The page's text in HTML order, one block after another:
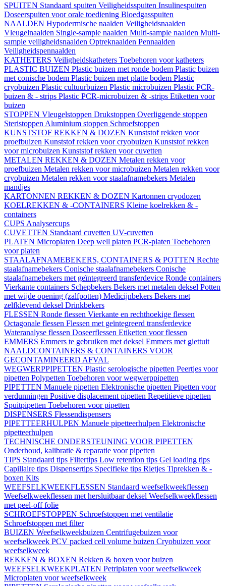
SPUITEN Standaard spuiten Veiligheidsspuiten Insulinespuiten
Doseerspuiten voor orale toediening Bloedgasspuiten
NAALDEN Hypodermische naalden Veiligheidsnaalden
Vleugelnaalden Single-sample naalden Multi-sample naalden Multi-
sample veiligheidsnaalden Optreknaalden Pennaalden
Veiligheidspennaalden
KATHETERS Veiligheidskatheters Toebehoren voor katheters
PLASTIC BUIZEN Plastic buizen met ronde bodem Plastic buizen
met conische bodem Plastic buizen met platte bodem Plastic
cryobuizen Plastic cultuurbuizen Plastic microbuizen Plastic PCR-
buizen & - strips Plastic PCR-microbuizen & -strips Etiketten voor
buizen
STOPPEN Vleugelstoppen Drukstoppen Overliggende stoppen
Steristoppen Aluminium stoppen Schroefstoppen
KUNSTSTOF REKKEN & DOZEN Kunststof rekken voor
proefbuizen Kunststof rekken voor cryobuizen Kunststof rekken
voor microbuizen Kunststof rekken voor cuvetten
METALEN REKKEN & DOZEN Metalen rekken voor
proefbuizen Metalen rekken voor microbuizen Metalen rekken voor
cryobuizen Metalen rekken voor staalafnamebekers Metalen
mandjes
KARTONNEN REKKEN & DOZEN Kartonnen cryodozen
KOELREKKEN & -CONTAINERS Kleine koelrekken & -
containers
CUPS Analysercups
CUVETTEN Standaard cuvetten UV-cuvetten
PLATEN Microplaten Deep well platen PCR-platen Toebehoren
voor platen
STAALAFNAMEBEKERS, CONTAINERS & POTTEN Rechte
staalafnamebekers Conische staalafnamebekers Conische
staalafnamebekers met geïntegreerd transferdevice Ronde containers
Vierkante containers Schepbekers Bekers met metalen deksel Potten
met wijde opening (zalfpotten) Medicijnbekers Bekers met
zelfklevend deksel Drinkbekers
FLESSEN Ronde flessen Vierkante en rechthoekige flessen
Octagonale flessen Flessen met geïntegreerd transferdevice
Wateranalyse flessen Doseerflessen Etiketten voor flessen
EMMERS Emmers te gebruiken met deksel Emmers met giettuit
NAALDCONTAINERS & CONTAINERS VOOR
GECONTAMINEERD AFVAL
WEGWERPPIPETTEN Plastic serologische pipetten Peertjes voor
pipetten Polypetten Toebehoren voor wegwerppipetten
PIPETTEN Manuele pipetten Elektronische pipetten Pipetten voor
verdunningen Positive displacement pipetten Repetitieve pipetten
Spuitpipetten Toebehoren voor pipetten
DISPENSERS Flessendispensers
PIPETTEERHULPEN Manuele pipetteerhulpen Elektronische
pipetteerhulpen
TECHNISCHE ONDERSTEUNING VOOR PIPETTEN
Onderhoud, kalibratie & reparatie voor pipetten
TIPS Standaard tips Filtertips Low retention tips Gel loading tips
Capillaire tips Dispensertips Specifieke tips Rietjes Tiprekken & -
boxen Kits
WEEFSELKWEEKFLESSEN Standaard weefselkweekflessen
Weefselkweekflessen met hersluitbaar deksel Weefselkweekflessen
met peel-off folie
SCHROEFSTOPPEN Schroefstoppen met ventilatie
Schroefstoppen met filter
BUIZEN Weefselkweekbuizen Centrifugebuizen voor
weefselkweek PCV packed cell volume buizen Cryobuizen voor
weefselkweek
REKKEN & BOXEN Rekken & boxen voor buizen
WEEFSELKWEEKPLATEN Petriplaten voor weefselkweek
Microplaten voor weefselkweek